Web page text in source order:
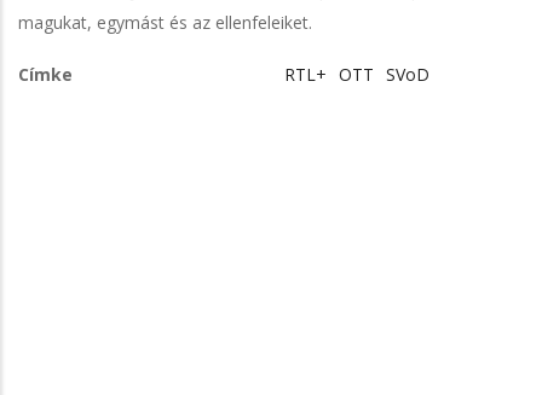
magukat, egymást és az ellenfeleiket.
Címke RTL+ OTT SVoD